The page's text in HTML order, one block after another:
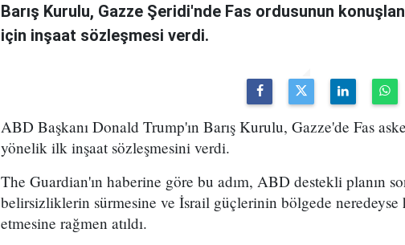
Barış Kurulu, Gazze Şeridi'nde Fas ordusunun
için inşaat sözleşmesi verdi.
ABD Başkanı Donald Trump'ın Barış Kurulu, Gazze'de Fas
yönelik ilk inşaat sözleşmesini verdi.
The Guardian'ın haberine göre bu adım, ABD destekli planın
belirsizliklerin sürmesine ve İsrail güçlerinin bölgede neredeyse
etmesine rağmen atıldı.